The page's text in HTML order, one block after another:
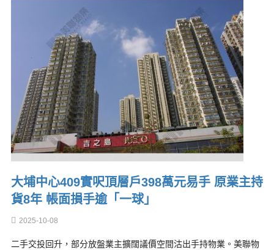
大埔中心409實呎頂層戶398萬元易手 原業主持
貨8年 帳面損手逾「一球」
2025-10-08
二手交投回升，部分放盤業主擴闊議價空間沽出手持物業。美聯物